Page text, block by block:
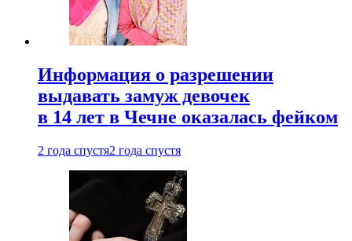
Информация о разрешении
выдавать замуж девочек
в 14 лет в Чечне оказалась фейком
2 года спустя2 года спустя